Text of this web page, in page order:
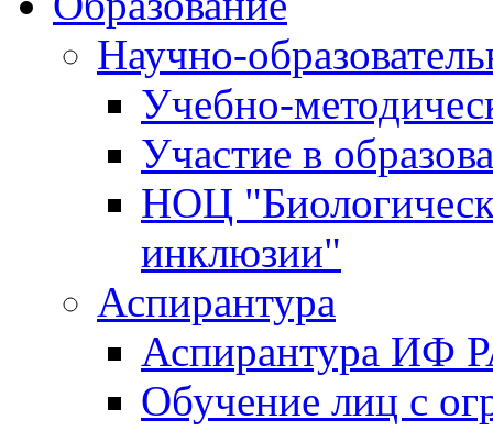
Научно-
Учебно-
Участие в
НОЦ
инклюзии"
Аспирантура
Аспирантура ИФ
Обучение лиц с